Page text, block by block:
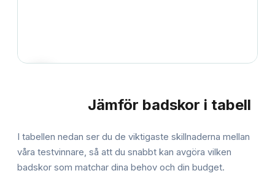
Jämför badskor i tabell
I tabellen nedan ser du de viktigaste skillnaderna mellan
våra testvinnare, så att du snabbt kan avgöra vilken
badskor som matchar dina behov och din budget.